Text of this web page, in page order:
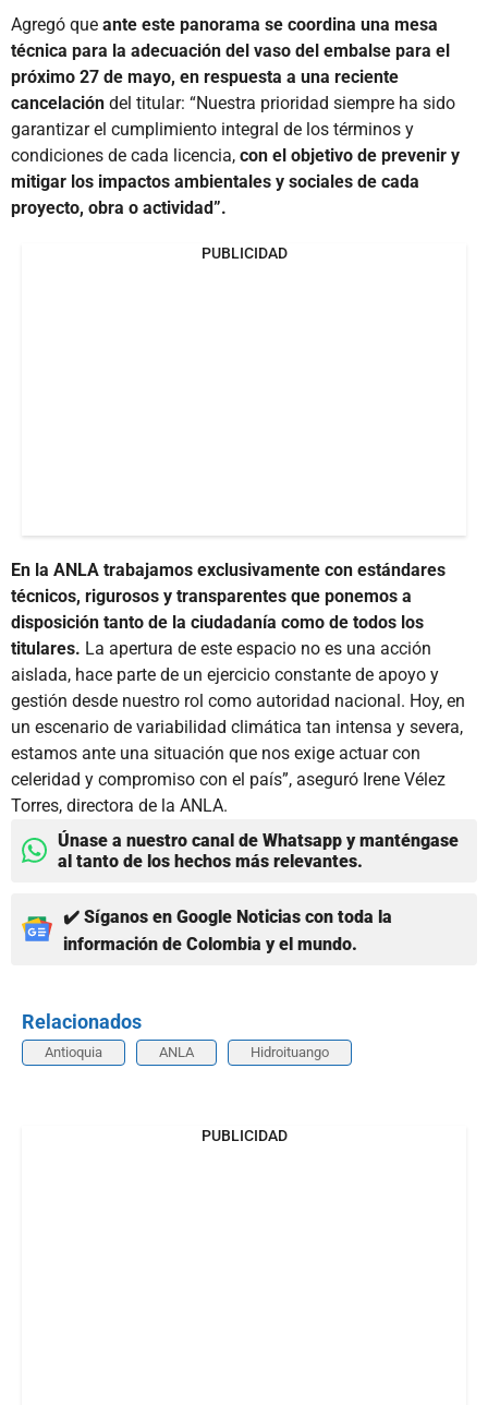
Agregó que ante este panorama se coordina una mesa
técnica para la adecuación del vaso del embalse para el
próximo 27 de mayo, en respuesta a una reciente
cancelación del titular: “Nuestra prioridad siempre ha sido
garantizar el cumplimiento integral de los términos y
condiciones de cada licencia, con el objetivo de prevenir y
mitigar los impactos ambientales y sociales de cada
proyecto, obra o actividad”.
PUBLICIDAD
En la ANLA trabajamos exclusivamente con estándares
técnicos, rigurosos y transparentes que ponemos a
disposición tanto de la ciudadanía como de todos los
titulares. La apertura de este espacio no es una acción
aislada, hace parte de un ejercicio constante de apoyo y
gestión desde nuestro rol como autoridad nacional. Hoy, en
un escenario de variabilidad climática tan intensa y severa,
estamos ante una situación que nos exige actuar con
celeridad y compromiso con el país”, aseguró Irene Vélez
Torres, directora de la ANLA.
Únase a nuestro canal de Whatsapp y manténgase
al tanto de los hechos más relevantes.
✔️ Síganos en Google Noticias con toda la
información de Colombia y el mundo.
Relacionados
Antioquia ANLA Hidroituango
PUBLICIDAD